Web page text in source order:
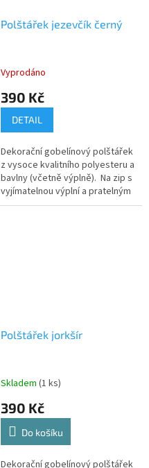
Polštářek jezevčík černý
Vyprodáno
390 Kč
DETAIL
Dekorační gobelínový polštářek
z vysoce kvalitního polyesteru a
bavlny (včetně výplně). Na zip s
vyjímatelnou výplní a pratelným
potahem.
Polštářek jorkšír
Skladem (1 ks)
390 Kč
Do košíku
Dekorační gobelínový polštářek